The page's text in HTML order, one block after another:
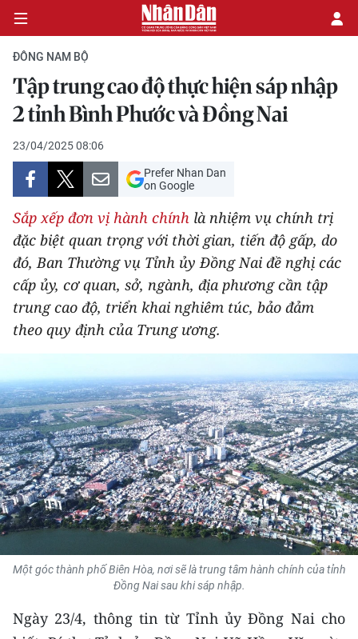
CHÍNH TRỊ
KINH TẾ
VĂN HÓA
XÃ HỘI
PHÁP LUẬT
DU LỊCH
THẾ GIỚI
THỂ THAO
GIÁO DỤC
Y TẾ
KHOA HỌC - CÔNG NGHỆ
MÔI TRƯỜNG
BẠN ĐỌC
KIỂM CHỨNG THÔNG TIN
ĐÔNG NAM BỘ
Tập trung cao độ thực hiện sáp nhập
2 tỉnh Bình Phước và Đồng Nai
23/04/2025 08:06
Prefer Nhan Dan
on Google
Sắp xếp đơn vị hành chính là nhiệm vụ chính trị
đặc biệt quan trọng với thời gian, tiến độ gấp, do
đó, Ban Thường vụ Tỉnh ủy Đồng Nai đề nghị các
cấp ủy, cơ quan, sở, ngành, địa phương cần tập
trung cao độ, triển khai nghiêm túc, bảo đảm
theo quy định của Trung ương.
Một góc thành phố Biên Hòa, nơi sẽ là trung tâm hành chính của tỉnh
Đồng Nai sau khi sáp nhập.
Ngày 23/4, thông tin từ Tỉnh ủy Đồng Nai cho